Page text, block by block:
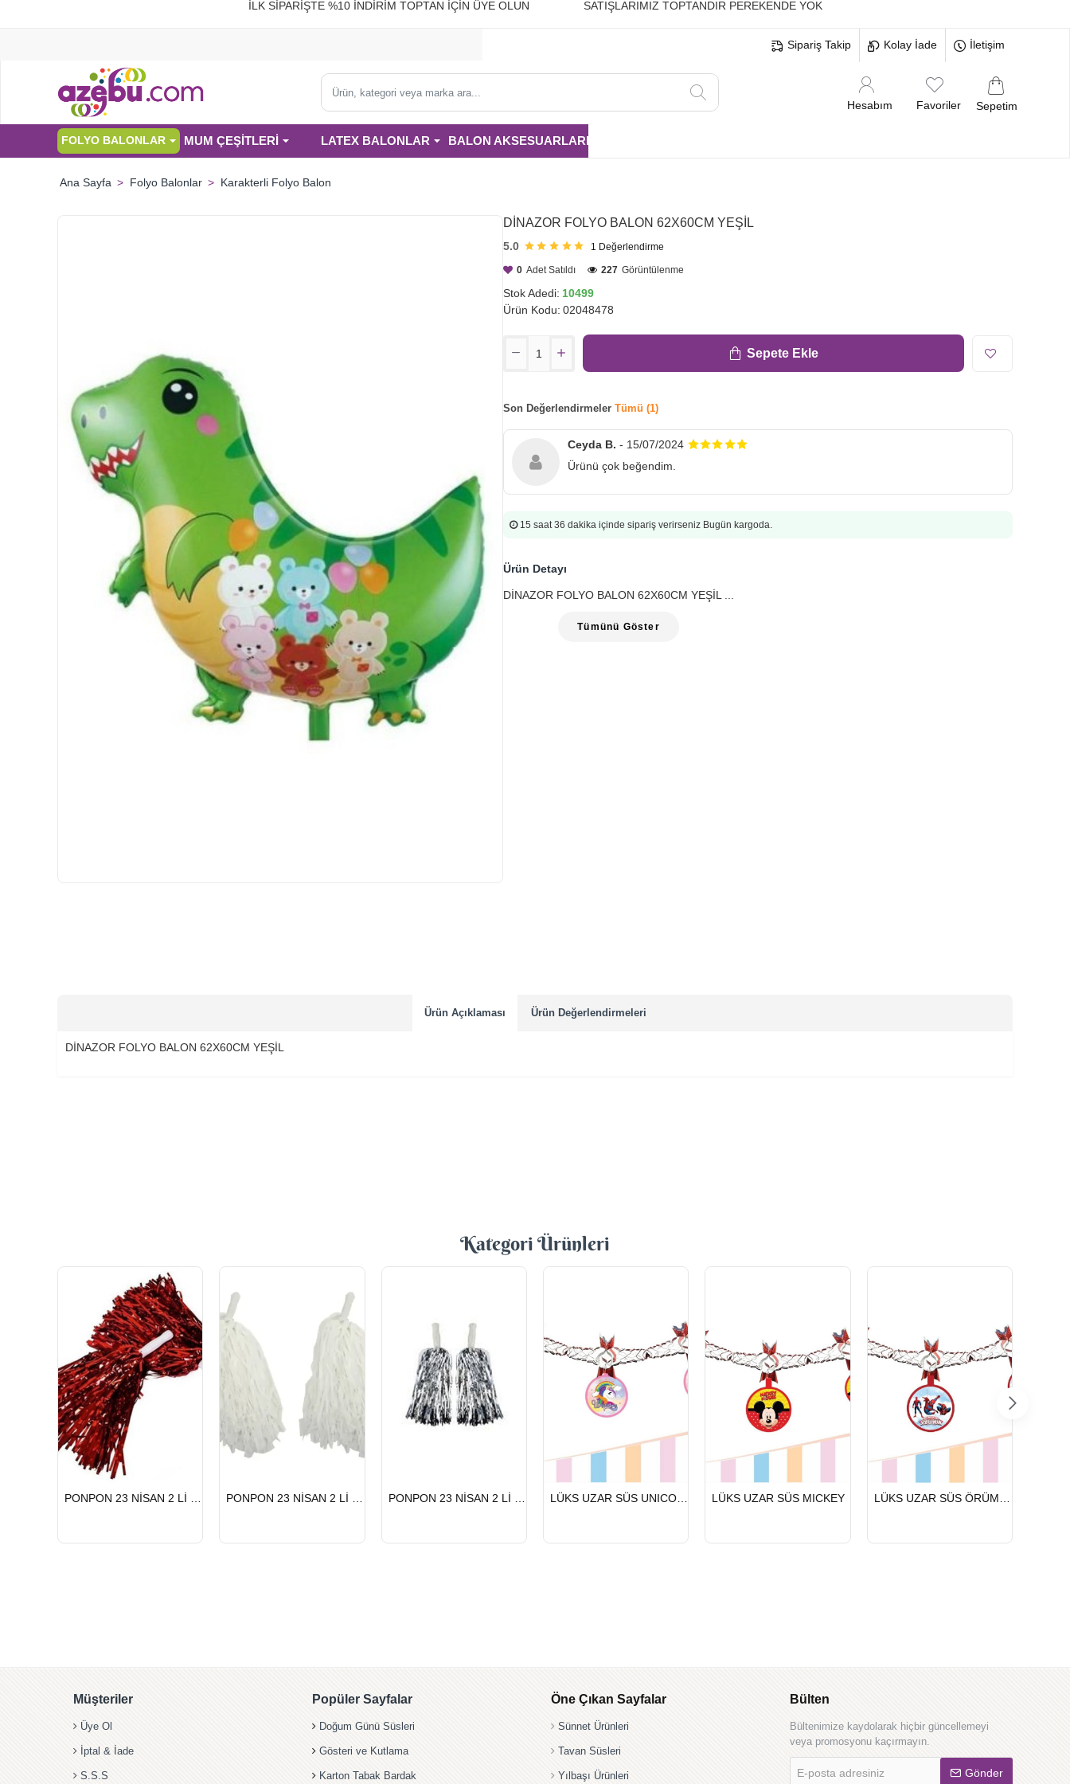
İLK SİPARİŞTE %10 İNDİRİM TOPTAN İÇİN ÜYE OLUN SATIŞLARIMIZ TOPTANDIR PEREKENDE YOK
Sipariş Takip Kolay İade İletişim
Ürün,
kategori
marka
Hesabım Favoriler Sepetim
FOLYO BALONLAR MUM ÇEŞİTLERİ LATEX BALONLAR BALON AKSESUARLARI
Folyo Balonlar Karakterli Folyo Balon
DİNAZOR FOLYO BALON 62X60CM YEŞİL
5.0 1 Değerlendirme
Stok Adedi: 10499
Ürün Kodu: 02048478
0 Adet Satıldı 227 Görüntülenme
Sepete Ekle
Son Değerlendirmeler Tümü (1)
Ceyda B. - 15/07/2024
Ürünü çok beğendim.
Ürün Detayı
DİNAZOR FOLYO BALON 62X60CM YEŞİL ...
Tümünü Göster
15 saat 36 dakika içinde sipariş verirseniz Bugün kargoda.
Ürün Açıklaması Ürün Değerlendirmeleri
DİNAZOR FOLYO BALON 62X60CM YEŞİL
Kategori Ürünleri
HIZLI
GÖNDERİ
PONPON 23 NİSAN 2 Lİ KIRMIZI
HIZLI
GÖNDERİ
PONPON 23 NİSAN 2 Lİ BEYAZ
HIZLI
GÖNDERİ
PONPON 23 NİSAN 2 Lİ GÜMÜŞ
HIZLI
GÖNDERİ
LÜKS UZAR SÜS UNICORN
HIZLI
GÖNDERİ
LÜKS UZAR SÜS MICKEY
HIZLI
GÖNDERİ
LÜKS UZAR SÜS ÖRÜMCEK ADAM
Müşteriler
Üye Ol
İptal & İade
S.S.S
Popüler Sayfalar
Doğum Günü Süsleri
Gösteri ve Kutlama
Karton Tabak Bardak
Öne Çıkan Sayfalar
Sünnet Ürünleri
Tavan Süsleri
Yılbaşı Ürünleri
Bülten
Bültenimize kaydolarak hiçbir güncellemeyi
veya promosyonu kaçırmayın.
posta
Gönder